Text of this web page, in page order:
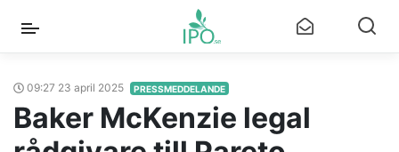
09:27 23 april 2025 PRESSMEDDELANDE
Baker McKenzie legal